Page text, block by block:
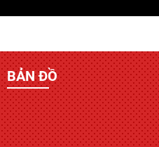
BẢN ĐỒ